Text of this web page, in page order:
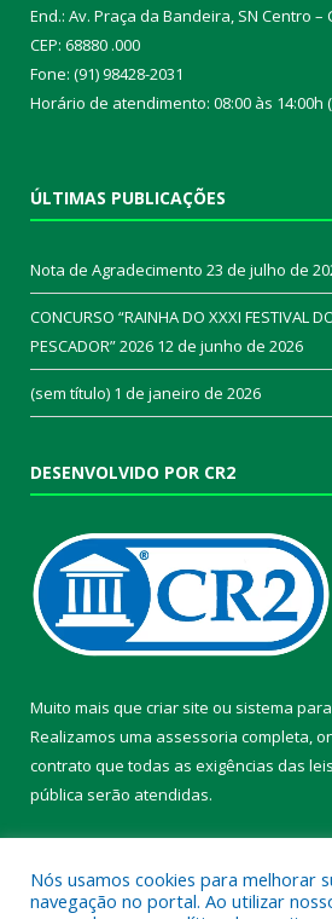
End.: Av. Praça da Bandeira, SN Centro –
CEP: 68880 .000
Fone: (91) 98428-2031
Horário de atendimento: 08:00 às 14:00h
ÚLTIMAS PUBLICAÇÕES
Nota de Agradecimento 23 de julho de
CONCURSO “RAINHA DO XXXI FESTIVAL
PESCADOR” 2026 12 de junho de 2026
(sem título) 1 de janeiro de 2026
DESENVOLVIDO POR CR2
Muito mais que criar site ou sistema
Realizamos uma assessoria completa,
contrato que todas as exigências das
pública serão atendidas.
Nós usamos cookies para melhorar
navegação no portal. Ao utilizar